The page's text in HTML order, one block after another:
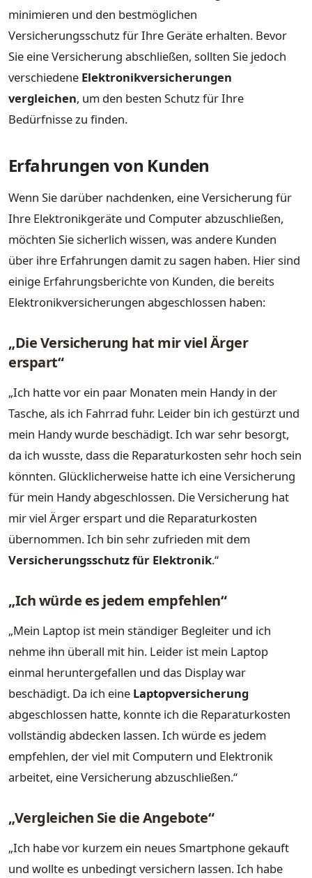
minimieren und den bestmöglichen
Versicherungsschutz für Ihre Geräte erhalten. Bevor
Sie eine Versicherung abschließen, sollten Sie jedoch
verschiedene Elektronikversicherungen
vergleichen, um den besten Schutz für Ihre
Bedürfnisse zu finden.
Erfahrungen von Kunden
Wenn Sie darüber nachdenken, eine Versicherung für
Ihre Elektronikgeräte und Computer abzuschließen,
möchten Sie sicherlich wissen, was andere Kunden
über ihre Erfahrungen damit zu sagen haben. Hier sind
einige Erfahrungsberichte von Kunden, die bereits
Elektronikversicherungen abgeschlossen haben:
„Die Versicherung hat mir viel Ärger
erspart“
„Ich hatte vor ein paar Monaten mein Handy in der
Tasche, als ich Fahrrad fuhr. Leider bin ich gestürzt und
mein Handy wurde beschädigt. Ich war sehr besorgt,
da ich wusste, dass die Reparaturkosten sehr hoch sein
könnten. Glücklicherweise hatte ich eine Versicherung
für mein Handy abgeschlossen. Die Versicherung hat
mir viel Ärger erspart und die Reparaturkosten
übernommen. Ich bin sehr zufrieden mit dem
Versicherungsschutz für Elektronik.“
„Ich würde es jedem empfehlen“
„Mein Laptop ist mein ständiger Begleiter und ich
nehme ihn überall mit hin. Leider ist mein Laptop
einmal heruntergefallen und das Display war
beschädigt. Da ich eine Laptopversicherung
abgeschlossen hatte, konnte ich die Reparaturkosten
vollständig abdecken lassen. Ich würde es jedem
empfehlen, der viel mit Computern und Elektronik
arbeitet, eine Versicherung abzuschließen.“
„Vergleichen Sie die Angebote“
„Ich habe vor kurzem ein neues Smartphone gekauft
und wollte es unbedingt versichern lassen. Ich habe